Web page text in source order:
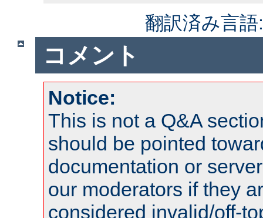
翻訳済み言
コメント
Notice:
This is not a Q&A
should be pointed
documentation or
our moderators if they
considered invalid/off-